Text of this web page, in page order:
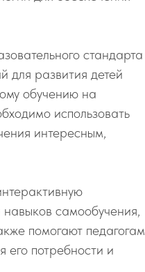
стандарта
развития детей
обучению на
использовать
интересным,
навыков самообучения,
помогают педагогам
его потребности и